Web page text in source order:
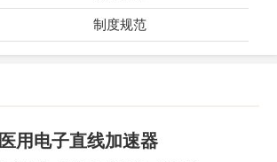
制度规范
医用电子直线加速器